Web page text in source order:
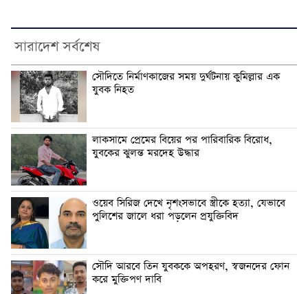
সারাদেশ সর্বশেষ
সৌদিতে নির্মাণকাজের সময় দুর্ঘটনায় কুমিল্লার এক
যুবক নিহত
লাকসামে প্রেমের বিয়ের পর পারিবারিক বিরোধ,
যুবকের ঝুলন্ত মরদেহ উদ্ধার
ওয়েব সিরিজ দেখে নৃশংসভাবে স্ত্রীকে হত্যা, যেভাবে
পুলিশের জালে ধরা পড়লেন প্রযুক্তিবিদ
সৌদি আরবে তিন যুবককে অপহরণ, স্বজনদের ফোন
করে মুক্তিপণ দাবি